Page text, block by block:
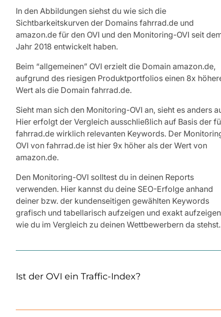
In den Abbildungen siehst du wie sich die
Sichtbarkeitskurven der Domains fahrrad.de und
amazon.de für den OVI und den Monitoring-OVI seit
Jahr 2018 entwickelt haben.
Beim “allgemeinen” OVI erzielt die Domain amazon.de,
aufgrund des riesigen Produktportfolios einen 8x
Wert als die Domain fahrrad.de.
Sieht man sich den Monitoring-OVI an, sieht es anders
Hier erfolgt der Vergleich ausschließlich auf Basis der
fahrrad.de wirklich relevanten Keywords. Der
OVI von fahrrad.de ist hier 9x höher als der Wert von
amazon.de.
Den Monitoring-OVI solltest du in deinen Reports
verwenden. Hier kannst du deine SEO-Erfolge anhand
deiner bzw. der kundenseitigen gewählten Keywords
grafisch und tabellarisch aufzeigen und exakt aufzeigen
wie du im Vergleich zu deinen Wettbewerbern da stehst.
Ist der OVI ein Traffic-Index?